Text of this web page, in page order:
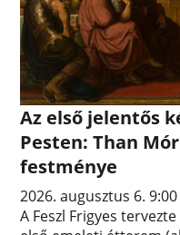
Az első jelentős
Pesten: Than
festménye
2026. augusztus 6. 9:00
A Feszl Frigyes